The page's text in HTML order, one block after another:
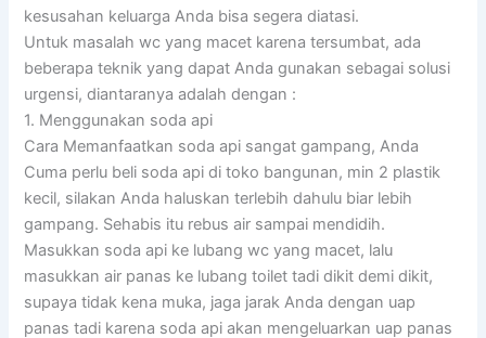
kesusahan keluarga Anda bisa segera diatasi.
Untuk masalah wc yang macet karena tersumbat, ada
beberapa teknik yang dapat Anda gunakan sebagai solusi
urgensi, diantaranya adalah dengan :
1. Menggunakan soda api
Cara Memanfaatkan soda api sangat gampang, Anda
Cuma perlu beli soda api di toko bangunan, min 2 plastik
kecil, silakan Anda haluskan terlebih dahulu biar lebih
gampang. Sehabis itu rebus air sampai mendidih.
Masukkan soda api ke lubang wc yang macet, lalu
masukkan air panas ke lubang toilet tadi dikit demi dikit,
supaya tidak kena muka, jaga jarak Anda dengan uap
panas tadi karena soda api akan mengeluarkan uap panas